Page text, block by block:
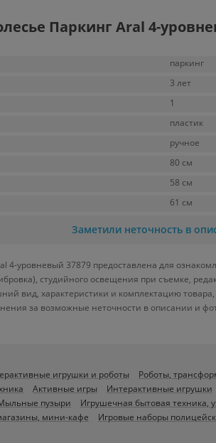
Паркинг Aral 4-
паркинг
3 лет
1
пластик
ручное
80 см
58 см
61 см
Заметили неточность в
уровневый 37879 предоставлена для
студийного освещения при съемке,
вид, характеристики и комплектацию
за возможные неточности в описании и
игрушки и роботы Роботы,
Активные игры Интерактивные игрушки
пузыри Игрушечная бытовая техника,
мини-кафе Игровые наборы